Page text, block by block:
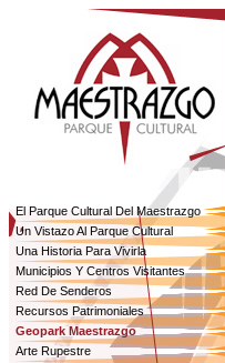
El Parque Cultural Del Maestrazgo
Un Vistazo Al Parque Cultural
Una Historia Para Vivirla
Municipios Y Centros Visitantes
Red De Senderos
Recursos Patrimoniales
Geopark Maestrazgo
Arte Rupestre